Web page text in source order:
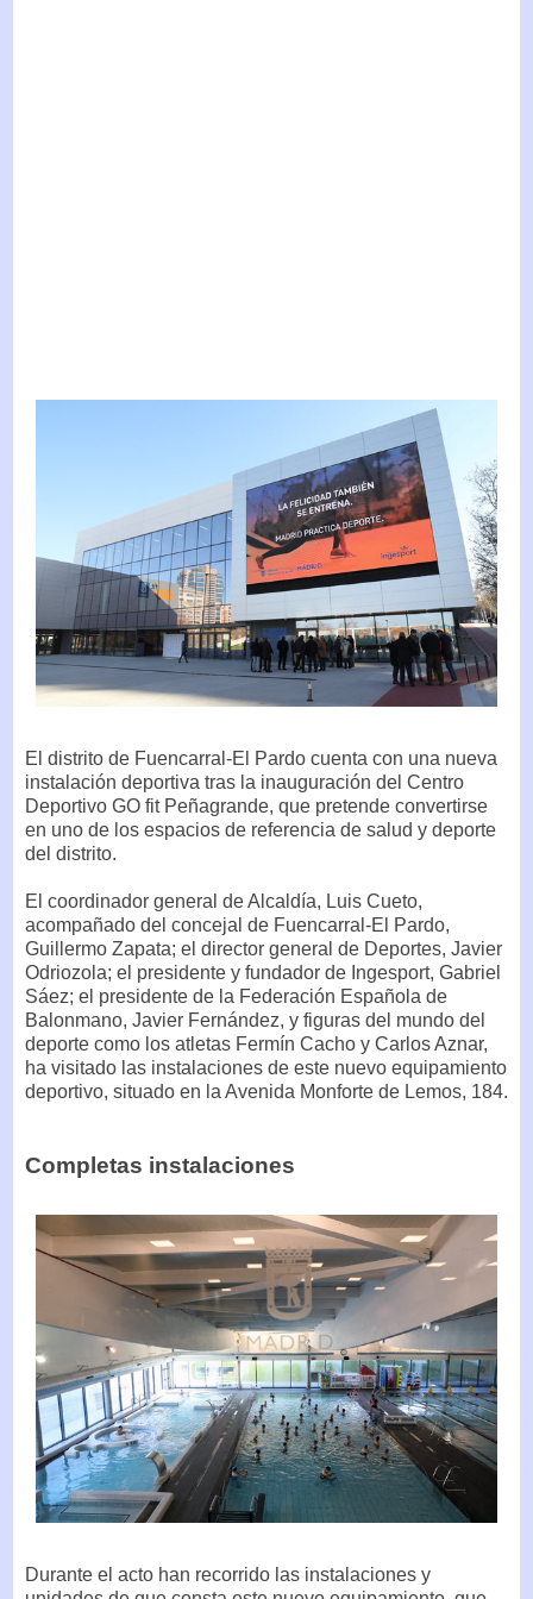
El distrito de Fuencarral-El Pardo cuenta con una nueva
instalación deportiva tras la inauguración del Centro
Deportivo GO fit Peñagrande, que pretende convertirse
en uno de los espacios de referencia de salud y deporte
del distrito.
El coordinador general de Alcaldía, Luis Cueto,
acompañado del concejal de Fuencarral-El Pardo,
Guillermo Zapata; el director general de Deportes, Javier
Odriozola; el presidente y fundador de Ingesport, Gabriel
Sáez; el presidente de la Federación Española de
Balonmano, Javier Fernández, y figuras del mundo del
deporte como los atletas Fermín Cacho y Carlos Aznar,
ha visitado las instalaciones de este nuevo equipamiento
deportivo, situado en la Avenida Monforte de Lemos, 184.
Completas instalaciones
Durante el acto han recorrido las instalaciones y